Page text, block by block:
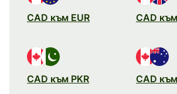
CAD към EUR CAD
CAD към PKR CAD